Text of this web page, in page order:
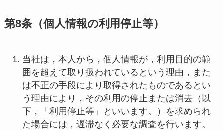
第8条（個人情報の利用停止等）
当社は，本人から，個人情報が，利用目的の範
囲を超えて取り扱われているという理由，また
は不正の手段により取得されたものであるとい
う理由により，その利用の停止または消去（以
下，「利用停止等」といいます。）を求められ
た場合には，遅滞なく必要な調査を行います。